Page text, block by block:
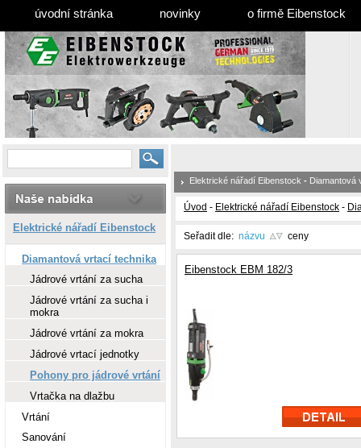
úvodní stránka novinky o firmě Eibenstock
Elektrické nářadí Eibenstock
Diamantová vrtací technika
Jádrové vrtání za sucha
Jádrové vrtání za sucha i
mokra
Jádrové vrtání za mokra
Jádrové vrtací jednotky
Pohony pro jádrové vrtání
Vrtačka na dlažbu
Vrtání
Sanování
Elektrické nářadí Eibenstock - Diamantová
Úvod - Elektrické nářadí Eibenstock -
Seřadit dle: názvu ceny
Eibenstock EBM 182/3